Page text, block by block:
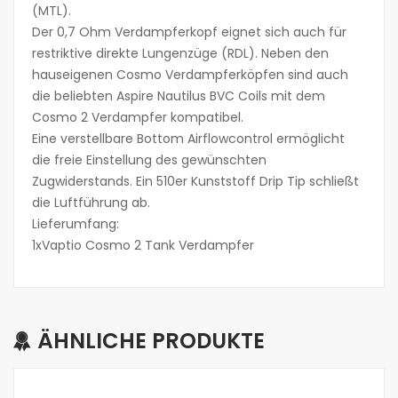
(MTL).
Der 0,7 Ohm Verdampferkopf eignet sich auch für
restriktive direkte Lungenzüge (RDL). Neben den
hauseigenen Cosmo Verdampferköpfen sind auch
die beliebten Aspire Nautilus BVC Coils mit dem
Cosmo 2 Verdampfer kompatibel.
Eine verstellbare Bottom Airflowcontrol ermöglicht
die freie Einstellung des gewünschten
Zugwiderstands. Ein 510er Kunststoff Drip Tip schließt
die Luftführung ab.
Lieferumfang:
1xVaptio Cosmo 2 Tank Verdampfer
ÄHNLICHE PRODUKTE